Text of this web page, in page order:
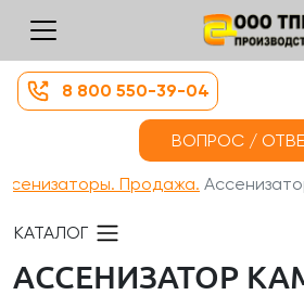
8 800 550-39-04
ВОПРОС /
Продажа.
КАТАЛОГ
АССЕНИЗАТОР